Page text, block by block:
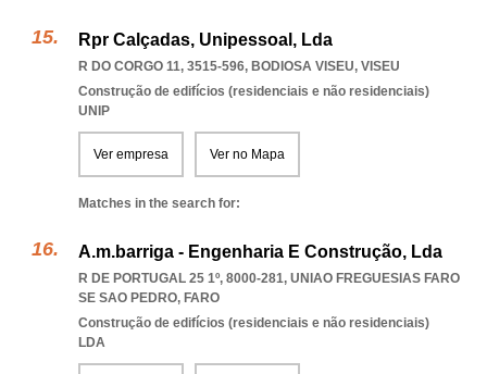
Rpr Calçadas, Unipessoal, Lda
R DO CORGO 11, 3515-596, BODIOSA VISEU, VISEU
Construção de edifícios (residenciais e não residenciais)
UNIP
Ver empresa Ver no Mapa
Matches in the search for:
A.m.barriga - Engenharia E Construção, Lda
R DE PORTUGAL 25 1º, 8000-281, UNIAO FREGUESIAS FARO
SE SAO PEDRO, FARO
Construção de edifícios (residenciais e não residenciais)
LDA